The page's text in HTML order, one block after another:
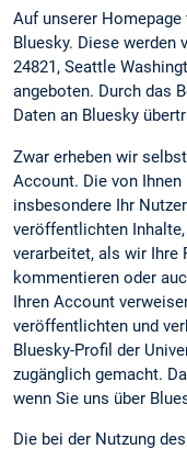
Auf unserer
Bluesky. Diese werden
24821, Seattle
angeboten. Durch das
Daten an Bluesky
Zwar erheben wir
Account. Die von Ihnen
insbesondere Ihr
veröffentlichten
verarbeitet, als wir Ihre
kommentieren oder
Ihren Account
veröffentlichten und
Bluesky-Profil der
zugänglich gemacht.
wenn Sie uns über
Die bei der Nutzung